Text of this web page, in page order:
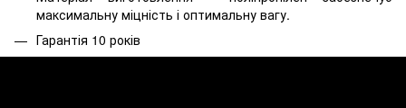
максимальну міцність і оптимальну вагу.
Гарантія 10 років